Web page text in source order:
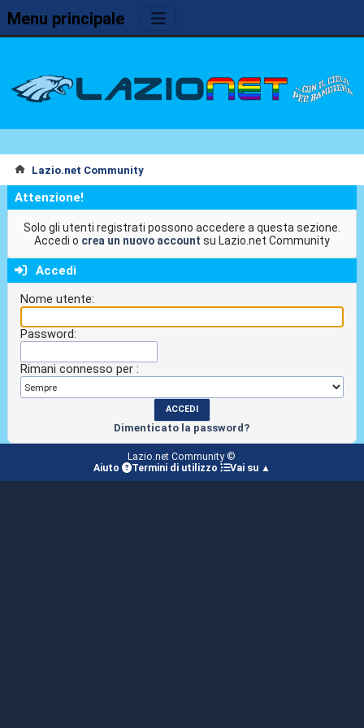
Menu principale
Lazio.net Community
Attenzione!
Solo gli utenti registrati possono accedere a questa sezione.
Accedi o crea un nuovo account su Lazio.net Community
Accedi
Nome utente:
Password:
Rimani connesso per :
Dimenticato la password?
Lazio.net Community ©
Aiuto
Termini di utilizzo Vai su ▲